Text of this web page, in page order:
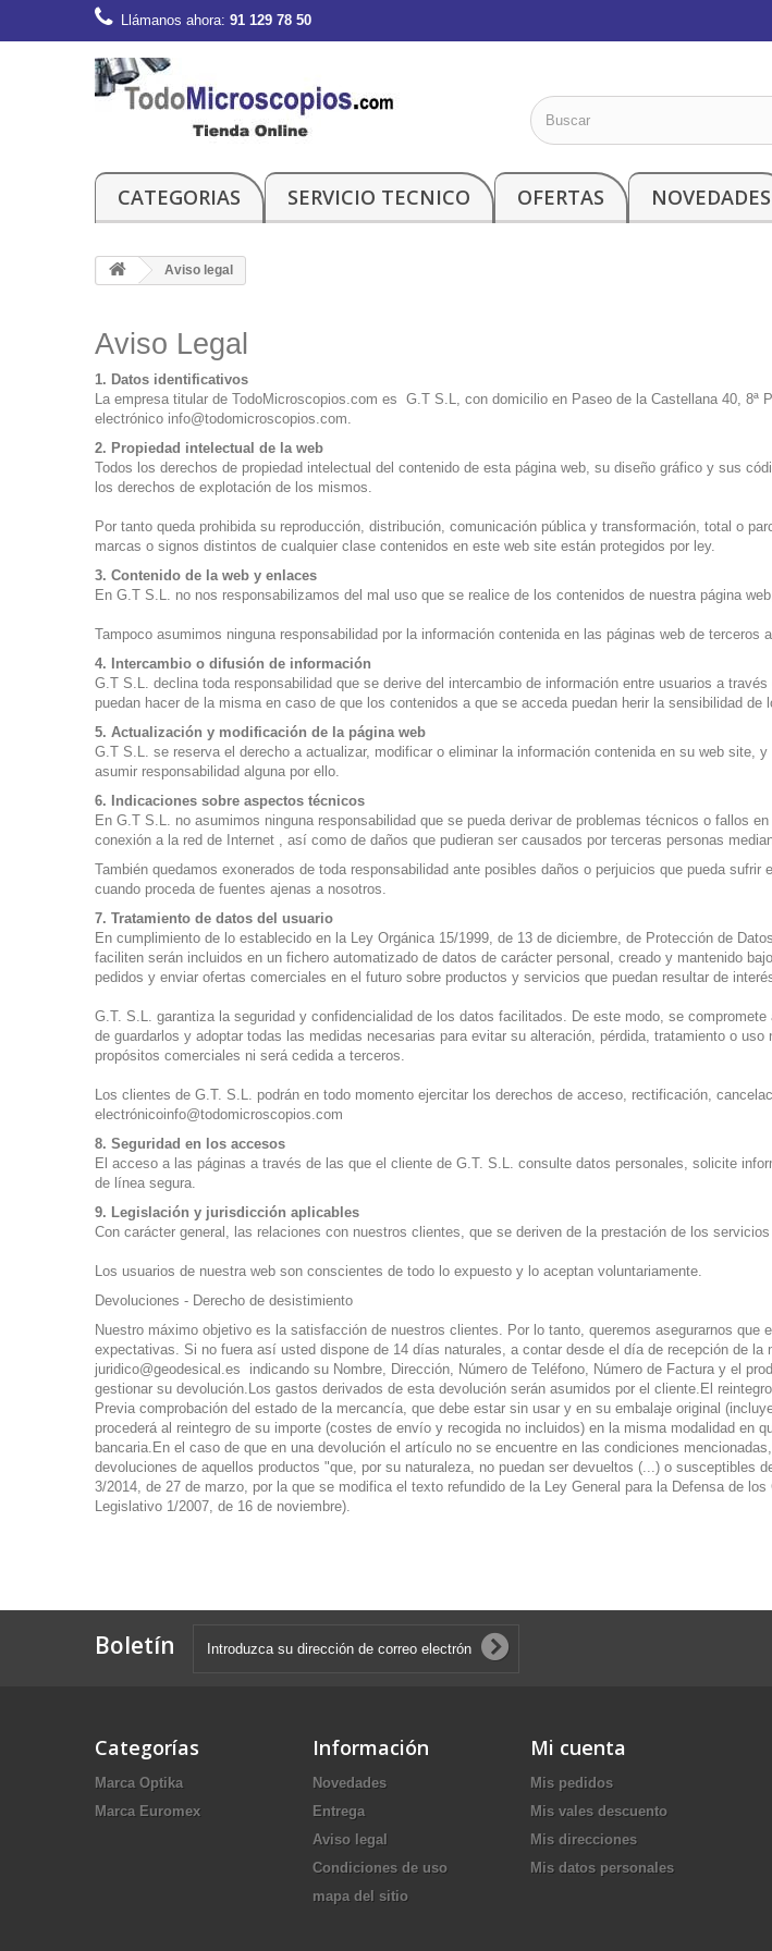
Llámanos ahora: 91 129 78 50
CATEGORIAS SERVICIO TECNICO OFERTAS NOVEDADES
Aviso legal
Aviso Legal
1. Datos identificativos
La empresa titular de TodoMicroscopios.com es G.T S.L, con domicilio en Paseo de la Castellana 40, 8ª
electrónico info@todomicroscopios.com.
2. Propiedad intelectual de la web
Todos los derechos de propiedad intelectual del contenido de esta página web, su diseño gráfico y sus
los derechos de explotación de los mismos.
Por tanto queda prohibida su reproducción, distribución, comunicación pública y transformación, total o
marcas o signos distintos de cualquier clase contenidos en este web site están protegidos por ley.
3. Contenido de la web y enlaces
En G.T S.L. no nos responsabilizamos del mal uso que se realice de los contenidos de nuestra página
Tampoco asumimos ninguna responsabilidad por la información contenida en las páginas web de terceros
4. Intercambio o difusión de información
G.T S.L. declina toda responsabilidad que se derive del intercambio de información entre usuarios a
puedan hacer de la misma en caso de que los contenidos a que se acceda puedan herir la sensibilidad de
5. Actualización y modificación de la página web
G.T S.L. se reserva el derecho a actualizar, modificar o eliminar la información contenida en su web
asumir responsabilidad alguna por ello.
6. Indicaciones sobre aspectos técnicos
En G.T S.L. no asumimos ninguna responsabilidad que se pueda derivar de problemas técnicos o fallos
conexión a la red de Internet , así como de daños que pudieran ser causados por terceras personas
También quedamos exonerados de toda responsabilidad ante posibles daños o perjuicios que pueda
cuando proceda de fuentes ajenas a nosotros.
7. Tratamiento de datos del usuario
En cumplimiento de lo establecido en la Ley Orgánica 15/1999, de 13 de diciembre, de Protección de
faciliten serán incluidos en un fichero automatizado de datos de carácter personal, creado y mantenido
pedidos y enviar ofertas comerciales en el futuro sobre productos y servicios que puedan resultar de
G.T. S.L. garantiza la seguridad y confidencialidad de los datos facilitados. De este modo, se
de guardarlos y adoptar todas las medidas necesarias para evitar su alteración, pérdida, tratamiento o
propósitos comerciales ni será cedida a terceros.
Los clientes de G.T. S.L. podrán en todo momento ejercitar los derechos de acceso, rectificación,
electrónicoinfo@todomicroscopios.com
8. Seguridad en los accesos
El acceso a las páginas a través de las que el cliente de G.T. S.L. consulte datos personales, solicite
de línea segura.
9. Legislación y jurisdicción aplicables
Con carácter general, las relaciones con nuestros clientes, que se deriven de la prestación de los
Los usuarios de nuestra web son conscientes de todo lo expuesto y lo aceptan voluntariamente.
Devoluciones - Derecho de desistimiento
Nuestro máximo objetivo es la satisfacción de nuestros clientes. Por lo tanto, queremos asegurarnos
expectativas. Si no fuera así usted dispone de 14 días naturales, a contar desde el día de recepción de
juridico@geodesical.es indicando su Nombre, Dirección, Número de Teléfono, Número de Factura y el
gestionar su devolución.Los gastos derivados de esta devolución serán asumidos por el cliente.El
Previa comprobación del estado de la mercancía, que debe estar sin usar y en su embalaje original
procederá al reintegro de su importe (costes de envío y recogida no incluidos) en la misma modalidad en
bancaria.En el caso de que en una devolución el artículo no se encuentre en las condiciones
devoluciones de aquellos productos "que, por su naturaleza, no puedan ser devueltos (...) o susceptibles
3/2014, de 27 de marzo, por la que se modifica el texto refundido de la Ley General para la Defensa de
Legislativo 1/2007, de 16 de noviembre).
Boletín
Categorías
Marca Optika
Marca Euromex
Información
Novedades
Entrega
Aviso legal
Condiciones de uso
mapa del sitio
Mi cuenta
Mis pedidos
Mis vales descuento
Mis direcciones
Mis datos personales